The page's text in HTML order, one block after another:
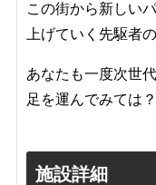
この街から新しい
上げていく先駆者
あなたも一度次世
足を運んでみては？
施設詳細